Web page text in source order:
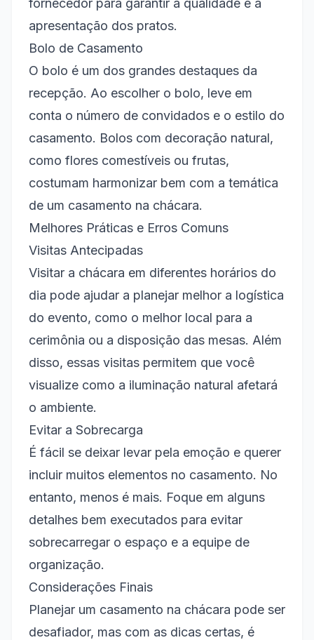
fornecedor para garantir a qualidade e a
apresentação dos pratos.
Bolo de Casamento
O bolo é um dos grandes destaques da
recepção. Ao escolher o bolo, leve em
conta o número de convidados e o estilo do
casamento. Bolos com decoração natural,
como flores comestíveis ou frutas,
costumam harmonizar bem com a temática
de um casamento na chácara.
Melhores Práticas e Erros Comuns
Visitas Antecipadas
Visitar a chácara em diferentes horários do
dia pode ajudar a planejar melhor a logística
do evento, como o melhor local para a
cerimônia ou a disposição das mesas. Além
disso, essas visitas permitem que você
visualize como a iluminação natural afetará
o ambiente.
Evitar a Sobrecarga
É fácil se deixar levar pela emoção e querer
incluir muitos elementos no casamento. No
entanto, menos é mais. Foque em alguns
detalhes bem executados para evitar
sobrecarregar o espaço e a equipe de
organização.
Considerações Finais
Planejar um casamento na chácara pode ser
desafiador, mas com as dicas certas, é